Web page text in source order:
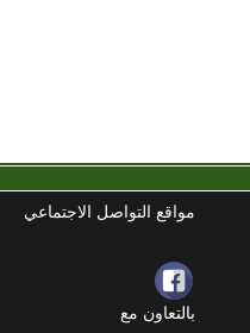
مواقع التواصل الاجتماعي
بالتعاون مع